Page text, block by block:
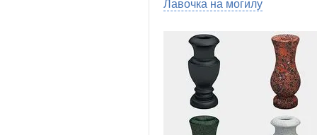
Лавочка на могилу